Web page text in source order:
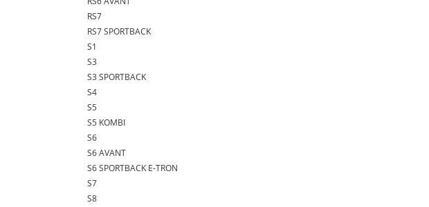
RS7
RS7 SPORTBACK
S1
S3
S3 SPORTBACK
S4
S5
S5 KOMBI
S6
S6 AVANT
S6 SPORTBACK E-TRON
S7
S8